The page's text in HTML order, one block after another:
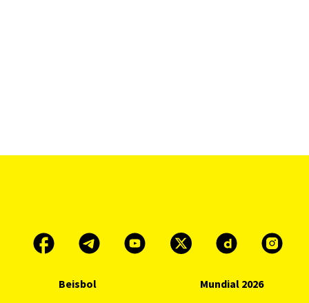
Beisbol Mundial 2026